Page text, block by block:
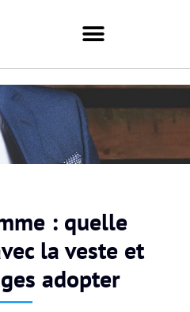
: quelle
la veste et
adopter